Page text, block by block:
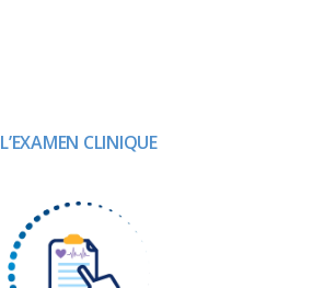
L’EXAMEN CLINIQUE